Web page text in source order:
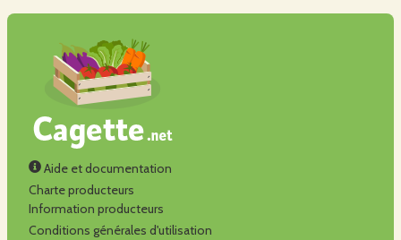
Aide et documentation
Charte producteurs
Information producteurs
Conditions générales d'utilisation